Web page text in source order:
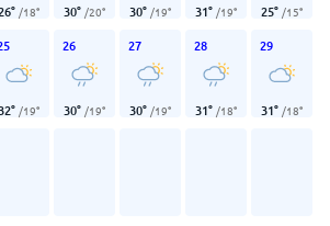
° /18° 30° /20° 30° /19° 31° /19° 25° /15°
° /19°
26
30° /19°
27
30° /19°
28
31° /18°
29
31° /18°